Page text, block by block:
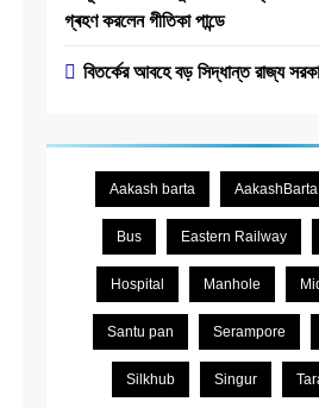
গ্ৰহণ করলেন গীতিকা পান্ডে
বিতর্কের আবহে বড় সিদ্ধান্ত রাজ্য
Aakash barta AakashBarta
Bus Eastern Railway
Hospital Manhole
Santu pan Serampore
Silkhub Singur